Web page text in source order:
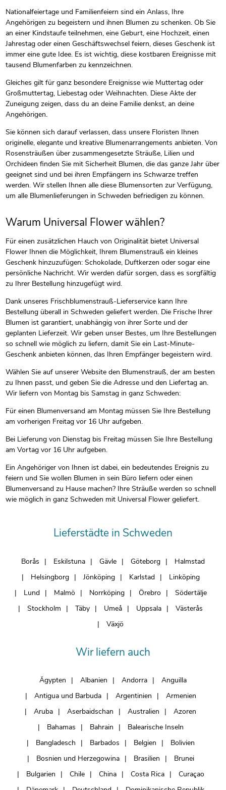
Nationalfeiertage und Familienfeiern sind ein Anlass, Ihre
Angehörigen zu begeistern und ihnen Blumen zu schenken. Ob Sie
an einer Kindstaufe teilnehmen, eine Geburt, eine Hochzeit, einen
Jahrestag oder einen Geschäftswechsel feiern, dieses Geschenk ist
immer eine gute Idee. Es ist wichtig, diese kostbaren Ereignisse mit
tausend Blumenfarben zu kennzeichnen.
Gleiches gilt für ganz besondere Ereignisse wie Muttertag oder
Großmuttertag, Liebestag oder Weihnachten. Diese Akte der
Zuneigung zeigen, dass du an deine Familie denkst, an deine
Angehörigen.
Sie können sich darauf verlassen, dass unsere Floristen Ihnen
originelle, elegante und kreative Blumenarrangements anbieten. Von
Rosensträußen über zusammengesetzte Sträuße, Lilien und
Orchideen finden Sie mit Sicherheit Blumen, die das ganze Jahr über
geeignet sind und bei ihren Empfängern ins Schwarze treffen
werden. Wir stellen Ihnen alle diese Blumensorten zur Verfügung,
um alle Blumenlieferungen in Schweden befriedigen zu können.
Warum Universal Flower wählen?
Für einen zusätzlichen Hauch von Originalität bietet Universal
Flower Ihnen die Möglichkeit, Ihrem Blumenstrauß ein kleines
Geschenk hinzuzufügen: Schokolade, Duftkerzen oder sogar eine
persönliche Nachricht. Wir werden dafür sorgen, dass es sorgfältig
zu Ihrer Bestellung hinzugefügt wird.
Dank unseres Frischblumenstrauß-Lieferservice kann Ihre
Bestellung überall in Schweden geliefert werden. Die Frische Ihrer
Blumen ist garantiert, unabhängig von ihrer Sorte und der
geplanten Lieferzeit. Wir geben unser Bestes, um Ihre Bestellungen
so schnell wie möglich zu liefern, damit Sie ein Last-Minute-
Geschenk anbieten können, das Ihren Empfänger begeistern wird.
Wählen Sie auf unserer Website den Blumenstrauß, der am besten
zu Ihnen passt, und geben Sie die Adresse und den Liefertag an.
Wir liefern von Montag bis Samstag in ganz Schweden:
Für einen Blumenversand am Montag müssen Sie Ihre Bestellung
am vorherigen Freitag vor 16 Uhr aufgeben.
Bei Lieferung von Dienstag bis Freitag müssen Sie Ihre Bestellung
am Vortag vor 16 Uhr aufgeben.
Ein Angehöriger von Ihnen ist dabei, ein bedeutendes Ereignis zu
feiern und Sie wollen Blumen in sein Büro liefern oder einen
Blumenversand zu Hause machen? Ihre Sträuße werden so schnell
wie möglich in ganz Schweden mit Universal Flower geliefert.
Lieferstädte in Schweden
Borås Eskilstuna Gävle Göteborg
Halmstad
Helsingborg
Jönköping Karlstad
Linköping
Lund
Malmö Norrköping Örebro
Södertälje
Stockholm
Täby Umeå Uppsala
Västerås
Växjö
Wir liefern auch
Ägypten Albanien Andorra
Anguilla
Antigua und Barbuda
Argentinien
Armenien
Aruba
Aserbaidschan Australien
Azoren
Bahamas
Bahrain
Balearische Inseln
Bangladesch
Barbados Belgien
Bolivien
Bosnien und Herzegowina
Brasilien
Brunei
Bulgarien
Chile China Costa Rica
Curaçao